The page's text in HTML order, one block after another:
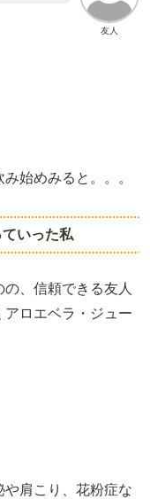
友人
始めみると。。。
いった私
の、信頼できる友人
ロエベラ・ジュー
肩こり、花粉症な